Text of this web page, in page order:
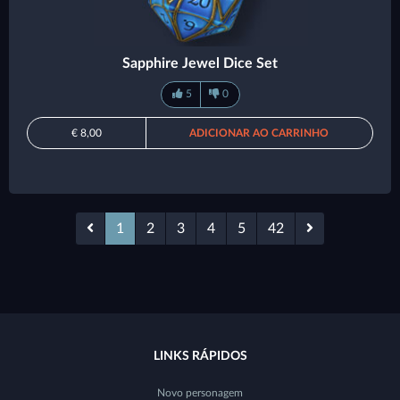
Sapphire Jewel Dice Set
5 0
€ 8,00 ADICIONAR AO CARRINHO
1 2 3 4 5 42
LINKS RÁPIDOS
Novo personagem